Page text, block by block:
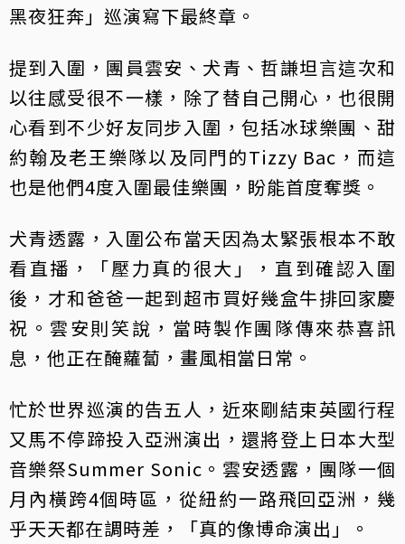
黑夜狂奔」巡演寫下最終章。
提到入圍，團員雲安、犬青、哲謙坦言這次和
以往感受很不一樣，除了替自己開心，也很開
心看到不少好友同步入圍，包括冰球樂團、甜
約翰及老王樂隊以及同門的Tizzy Bac，而這
也是他們4度入圍最佳樂團，盼能首度奪獎。
犬青透露，入圍公布當天因為太緊張根本不敢
看直播，「壓力真的很大」，直到確認入圍
後，才和爸爸一起到超市買好幾盒牛排回家慶
祝。雲安則笑說，當時製作團隊傳來恭喜訊
息，他正在醃蘿蔔，畫風相當日常。
忙於世界巡演的告五人，近來剛結束英國行程
又馬不停蹄投入亞洲演出，還將登上日本大型
音樂祭Summer Sonic。雲安透露，團隊一個
月內橫跨4個時區，從紐約一路飛回亞洲，幾
乎天天都在調時差，「真的像博命演出」。